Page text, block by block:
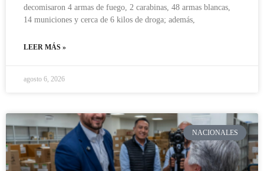
decomisaron 4 armas de fuego, 2 carabinas, 48 armas blancas,
14 municiones y cerca de 6 kilos de droga; además,
LEER MÁS »
agosto 6, 2026
NACIONALES